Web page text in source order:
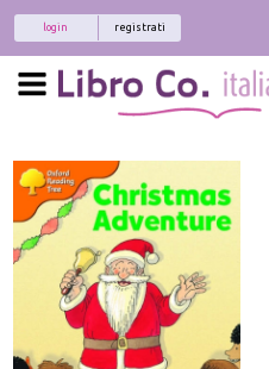
registrati
login